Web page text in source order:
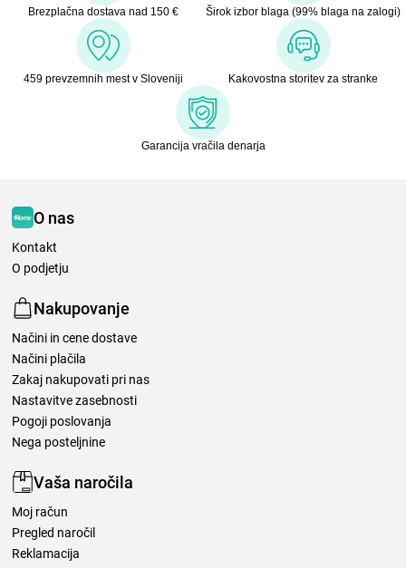
Brezplačna dostava nad 150 € Širok izbor blaga (99% blaga na zalogi)
459 prevzemnih mest v Sloveniji Kakovostna storitev za stranke
Garancija vračila denarja
O nas
Kontakt
O podjetju
Nakupovanje
Načini in cene dostave
Načini plačila
Zakaj nakupovati pri nas
Nastavitve zasebnosti
Pogoji poslovanja
Nega posteljnine
Vaša naročila
Moj račun
Pregled naročil
Reklamacija